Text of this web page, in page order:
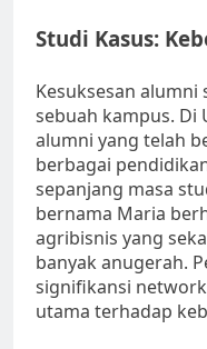
Studi Kasus:
Kesuksesan
sebuah kampus. Di
alumni yang telah
berbagai
sepanjang masa
bernama Maria
agribisnis yang
banyak anugerah.
signifikansi
utama terhadap